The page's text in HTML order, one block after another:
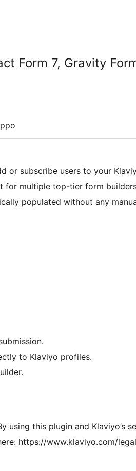
Form 7, Gravity
or subscribe users to your
for multiple top-tier form
populated without any
to Klaviyo profiles.
using this plugin and Klaviyo’s
https://www.klaviyo.com/